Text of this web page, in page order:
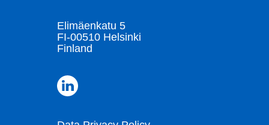
Elimäenkatu 5
FI-00510 Helsinki
Finland